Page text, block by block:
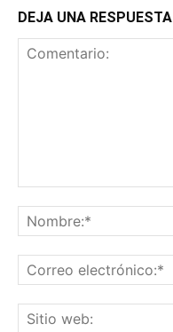
DEJA UNA RESPUESTA